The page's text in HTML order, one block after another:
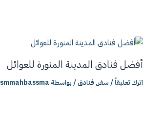
أفضل فنادق المدينة المنورة للعوائل
اترك تعليقاً/سفر, فنادق/ بواسطةsmmahbassma